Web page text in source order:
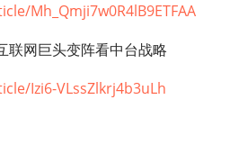
Mh_Qmji7w0R4lB9ETFAA
联网巨头变阵看中台战略
Izi6-VLssZlkrj4b3uLh